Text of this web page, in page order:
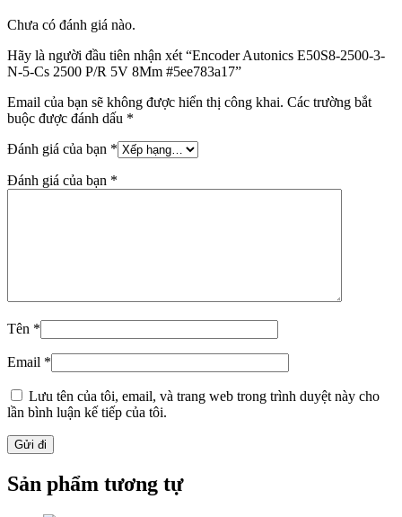
Chưa có đánh giá nào.
Hãy là người đầu tiên nhận xét “Encoder Autonics E50S8-2500-3-
N-5-Cs 2500 P/R 5V 8Mm #5ee783a17”
Email của bạn sẽ không được hiển thị công khai. Các trường bắt
buộc được đánh dấu *
Đánh giá của bạn *
Đánh giá của bạn *
Tên *
Email *
Lưu tên của tôi, email, và trang web trong trình duyệt này cho
lần bình luận kế tiếp của tôi.
Sản phẩm tương tự